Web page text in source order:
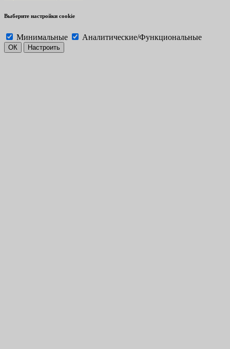
Выберите настройки cookie
Минимальные Аналитические/Функциональные
ОК Настроить